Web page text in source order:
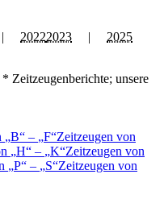
20222023 | 2025
Zeitzeugenberichte; unsere
B – F Zeitzeugen von
H – K Zeitzeugen von
P – S Zeitzeugen von